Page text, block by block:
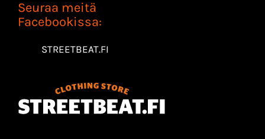
Seuraa meitä
Facebookissa:
STREETBEAT.FI